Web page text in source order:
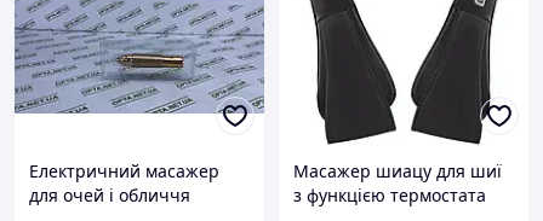
Електричний масажер
для очей і обличчя
Масажер шиацу для шиї
з функцією термостата